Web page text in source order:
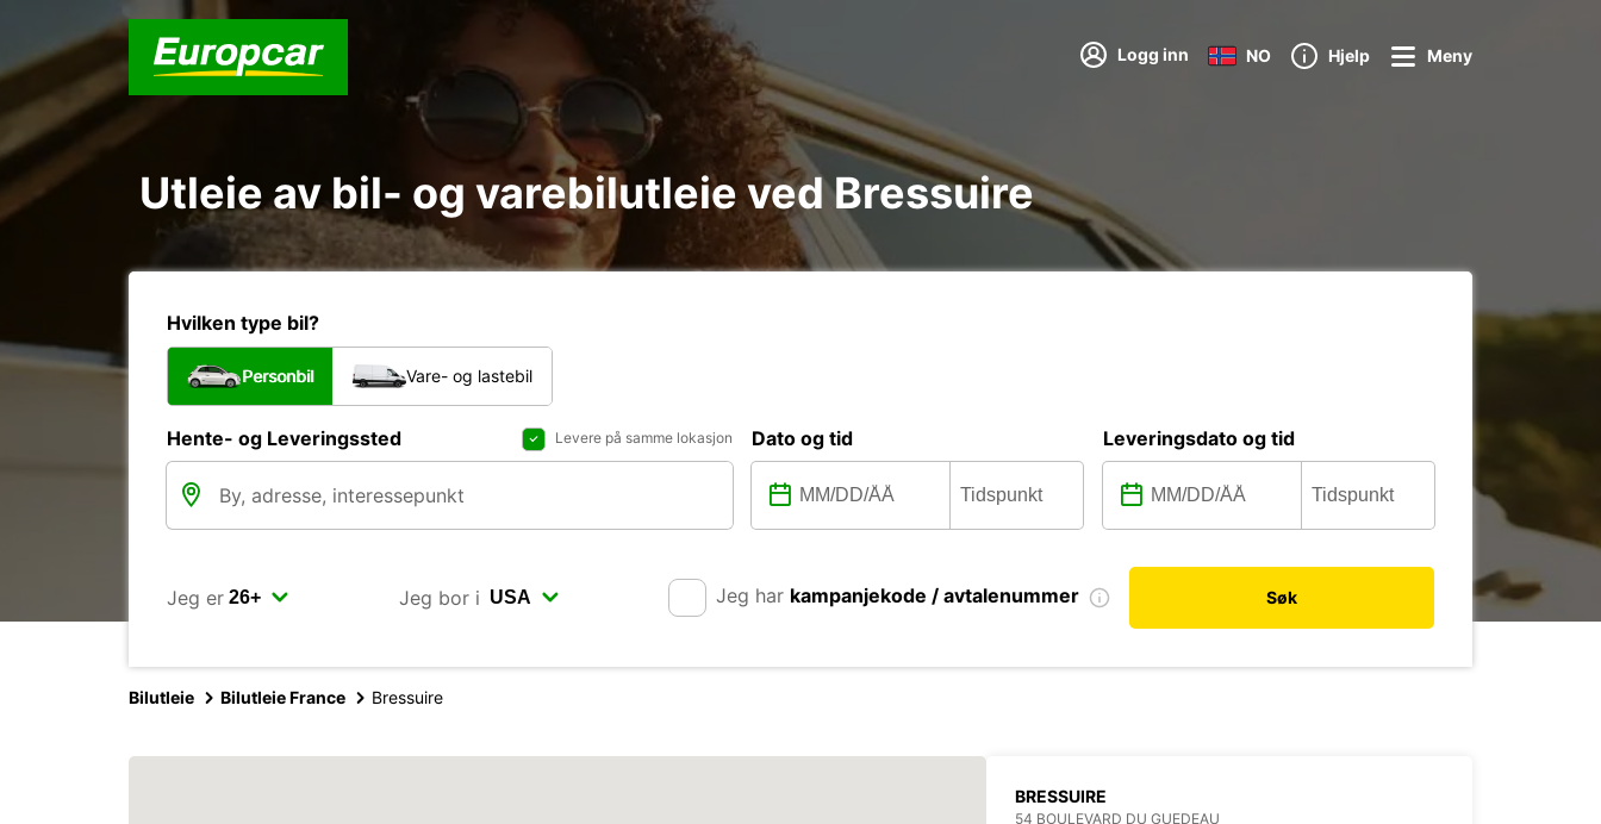
Logg inn NO Hjelp Meny
Utleie av bil- og varebilutleie ved Bressuire
Hvilken type bil?
Personbil Vare- og lastebil
Hente- og Leveringssted Levere på samme lokasjon Dato og tid Leveringsdato og tid
Jeg er Jeg bor i Jeg har kampanjekode / avtalenummer Søk
Bilutleie Bilutleie France Bressuire
BRESSUIRE
54 BOULEVARD DU GUEDEAU